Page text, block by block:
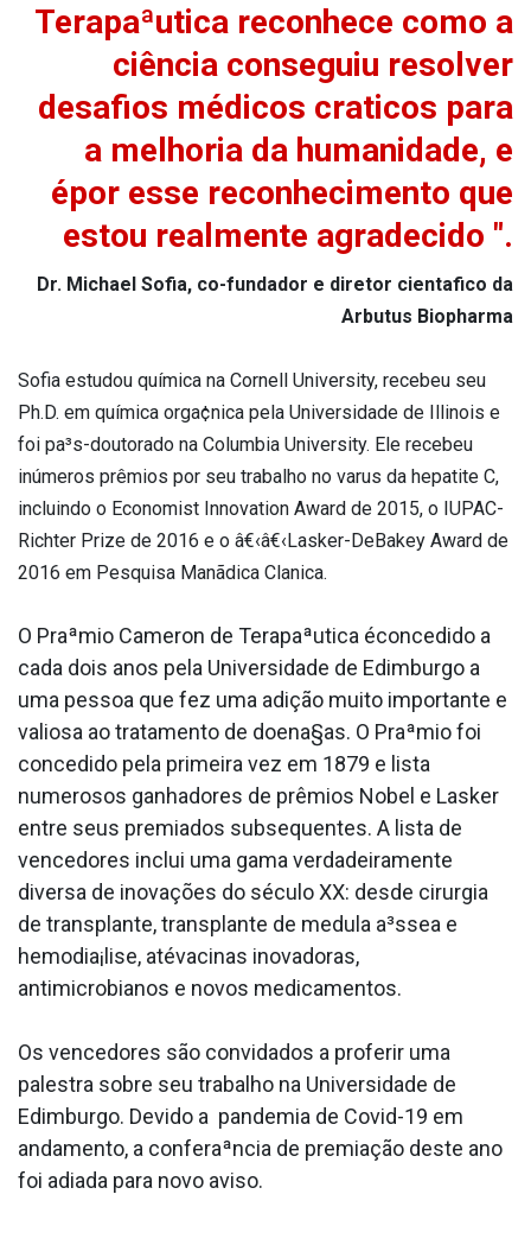
Terapaªutica reconhece como a
ciência conseguiu resolver
desafios médicos cra­ticos para
a melhoria da humanidade, e
épor esse reconhecimento que
estou realmente agradecido ".
Dr. Michael Sofia, co-fundador e diretor cienta­fico da
Arbutus Biopharma
Sofia estudou química na Cornell University, recebeu seu
Ph.D. em química orga¢nica pela Universidade de Illinois e
foi pa³s-doutorado na Columbia University. Ele recebeu
inúmeros prêmios por seu trabalho no va­rus da hepatite C,
incluindo o Economist Innovation Award de 2015, o IUPAC-
Richter Prize de 2016 e o â€‹â€‹Lasker-DeBakey Award de
2016 em Pesquisa Manãdica Cla­nica.
O Praªmio Cameron de Terapaªutica éconcedido a
cada dois anos pela Universidade de Edimburgo a
uma pessoa que fez uma adição muito importante e
valiosa ao tratamento de doena§as. O Praªmio foi
concedido pela primeira vez em 1879 e lista
numerosos ganhadores de prêmios Nobel e Lasker
entre seus premiados subsequentes. A lista de
vencedores inclui uma gama verdadeiramente
diversa de inovações do século XX: desde cirurgia
de transplante, transplante de medula a³ssea e
hemodia¡lise, atévacinas inovadoras,
antimicrobianos e novos medicamentos.
Os vencedores são convidados a proferir uma
palestra sobre seu trabalho na Universidade de
Edimburgo. Devido a pandemia de Covid-19 em
andamento, a conferaªncia de premiação deste ano
foi adiada para novo aviso.